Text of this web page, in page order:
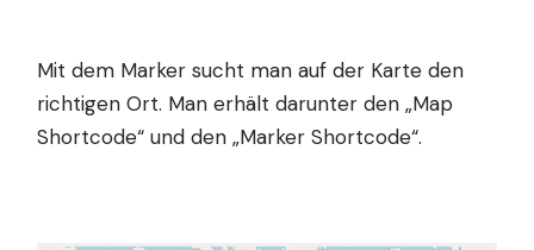
Mit dem Marker sucht man auf der Karte den
richtigen Ort. Man erhält darunter den „Map
Shortcode“ und den „Marker Shortcode“.